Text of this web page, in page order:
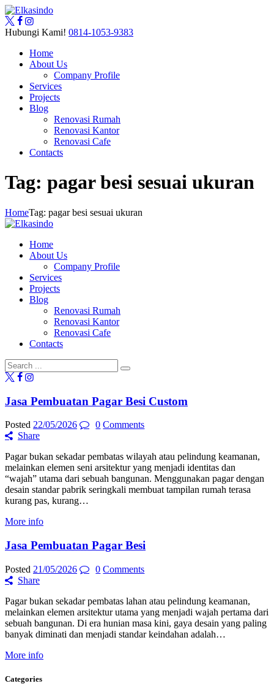
Hubungi Kami! 0814-1053-9383
Home
About Us
Company Profile
Services
Projects
Blog
Renovasi Rumah
Renovasi Kantor
Renovasi Cafe
Contacts
Tag: pagar besi sesuai ukuran
HomeTag: pagar besi sesuai ukuran
Home
About Us
Company Profile
Services
Projects
Blog
Renovasi Rumah
Renovasi Kantor
Renovasi Cafe
Contacts
Jasa Pembuatan Pagar Besi Custom
Posted 22/05/2026 0 Comments
Share
Pagar bukan sekadar pembatas wilayah atau pelindung keamanan,
melainkan elemen seni arsitektur yang menjadi identitas dan
“wajah” utama dari sebuah bangunan. Menggunakan pagar dengan
desain standar pabrik seringkali membuat tampilan rumah terasa
kurang pas, kurang…
More info
Jasa Pembuatan Pagar Besi
Posted 21/05/2026 0 Comments
Share
Pagar bukan sekadar pembatas lahan atau pelindung keamanan,
melainkan elemen arsitektur utama yang menjadi wajah pertama dari
sebuah bangunan. Di era hunian masa kini, gaya desain yang paling
banyak diminati dan menjadi standar keindahan adalah…
More info
Categories